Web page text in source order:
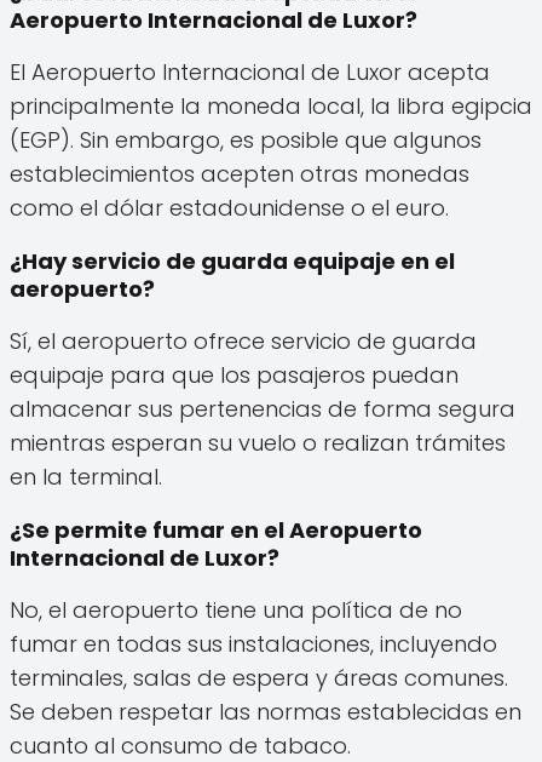
Aeropuerto Internacional de Luxor?
El Aeropuerto Internacional de Luxor acepta
principalmente la moneda local, la libra egipcia
(EGP). Sin embargo, es posible que algunos
establecimientos acepten otras monedas
como el dólar estadounidense o el euro.
¿Hay servicio de guarda equipaje en el
aeropuerto?
Sí, el aeropuerto ofrece servicio de guarda
equipaje para que los pasajeros puedan
almacenar sus pertenencias de forma segura
mientras esperan su vuelo o realizan trámites
en la terminal.
¿Se permite fumar en el Aeropuerto
Internacional de Luxor?
No, el aeropuerto tiene una política de no
fumar en todas sus instalaciones, incluyendo
terminales, salas de espera y áreas comunes.
Se deben respetar las normas establecidas en
cuanto al consumo de tabaco.